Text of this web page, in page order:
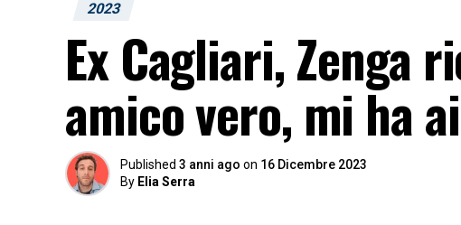
2023
Ex Cagliari, Zenga
amico vero, mi ha
Published 3 anni ago on 16 Dicembre 2023
By Elia Serra